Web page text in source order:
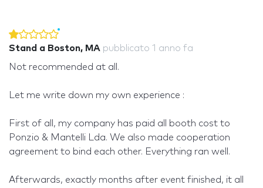
Stand a Boston, MA pubblicato 1 anno fa
Not recommended at all.
Let me write down my own experience :
First of all, my company has paid all booth cost to
Ponzio & Mantelli Lda. We also made cooperation
agreement to bind each other. Everything ran well.
Afterwards, exactly months after event finished, it all